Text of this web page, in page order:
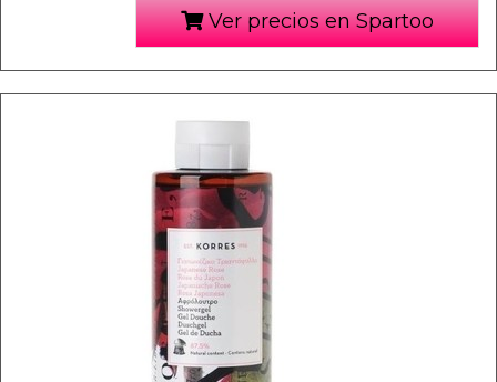
Ver precios en Spartoo